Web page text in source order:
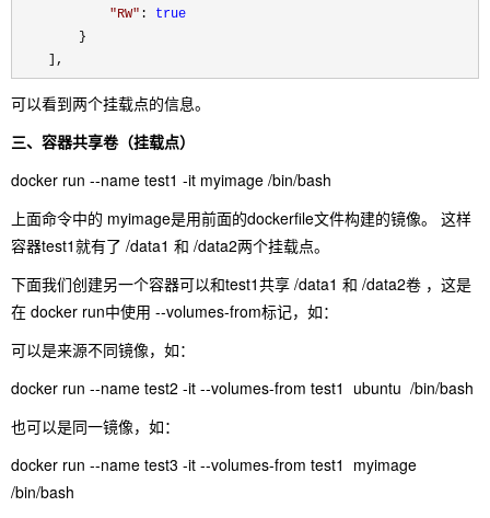
"RW" : true
        }
    ],
可以看到两个挂载点的信息。
三、容器共享卷（挂载点）
docker run --name test1 -it myimage /bin/bash
上面命令中的 myimage是用前面的dockerfile文件构建的镜像。 这样
容器test1就有了 /data1 和 /data2两个挂载点。
下面我们创建另一个容器可以和test1共享 /data1 和 /data2卷 ，这是
在 docker run中使用 --volumes-from标记，如：
可以是来源不同镜像，如：
docker run --name test2 -it --volumes-from test1 ubuntu /bin/bash
也可以是同一镜像，如：
docker run --name test3 -it --volumes-from test1 myimage
/bin/bash